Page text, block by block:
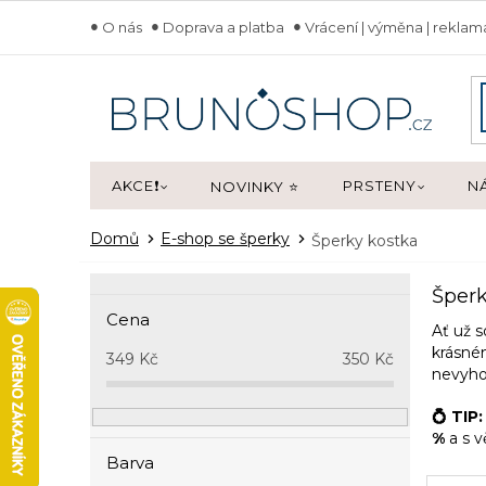
obsah
O nás Doprava a platba Vrácení | výměna |
AKCE❗ NOVINKY ⭐ PRSTENY
Domů E-shop se šperky Šperky kostka
a
n
Cena
349 Kč 350 Kč
Barva
Ať už
💍 TIP:
% a s